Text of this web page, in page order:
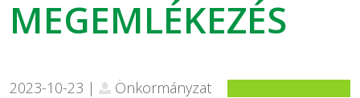
MEGEMLÉKEZÉS
2023-10-23 | Önkormányzat